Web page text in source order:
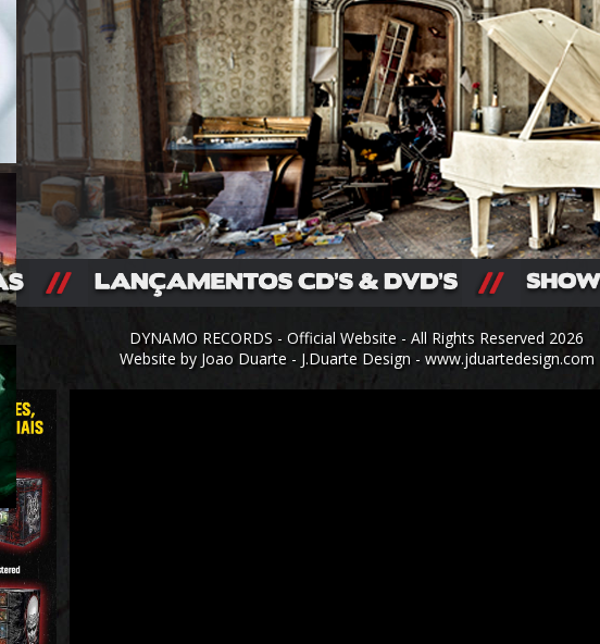
DYNAMO RECORDS - Official Website - All Rights Reserved 2026
Website by Joao Duarte - J.Duarte Design - www.jduartedesign.com